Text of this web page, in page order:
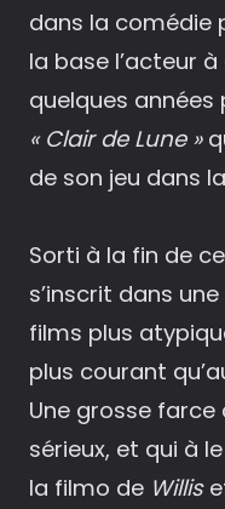
dans la comédie
la base l’acteur
quelques
« Clair de Lune »
de son jeu dans
Sorti à la fin de
s’inscrit dans
films plus
plus courant
Une grosse farce
sérieux, et qui à
la filmo de Willis